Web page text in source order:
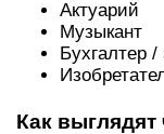
Актуарий
Музыкант
Бухгалтер /
Как выглядят